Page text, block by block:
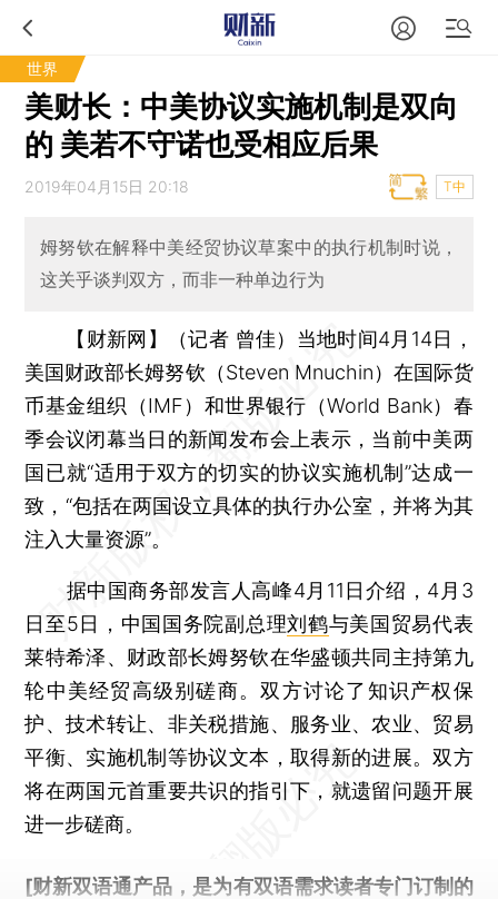
世界
美财长：中美协议实施机制是双向
的 美若不守诺也受相应后果
2019年04月15日 20:18 T中
姆努钦在解释中美经贸协议草案中的执行机制时说，
这关乎谈判双方，而非一种单边行为
【财新网】（记者 曾佳） 当地时间4月14日，
美国财政部长姆努钦（Steven Mnuchin）在国际货
币基金组织（IMF）和世界银行（World Bank）春
季会议闭幕当日的新闻发布会上表示，当前中美两
国已就“适用于双方的切实的协议实施机制”达成一
致，“包括在两国设立具体的执行办公室，并将为其
注入大量资源”。
据中国商务部发言人高峰4月11日介绍，4月3
日至5日，中国国务院副总理刘鹤与美国贸易代表
莱特希泽、财政部长姆努钦在华盛顿共同主持第九
轮中美经贸高级别磋商。双方讨论了知识产权保
护、技术转让、非关税措施、服务业、农业、贸易
平衡、实施机制等协议文本，取得新的进展。双方
将在两国元首重要共识的指引下，就遗留问题开展
进一步磋商。
[财新双语通产品，是为有双语需求读者专门订制的